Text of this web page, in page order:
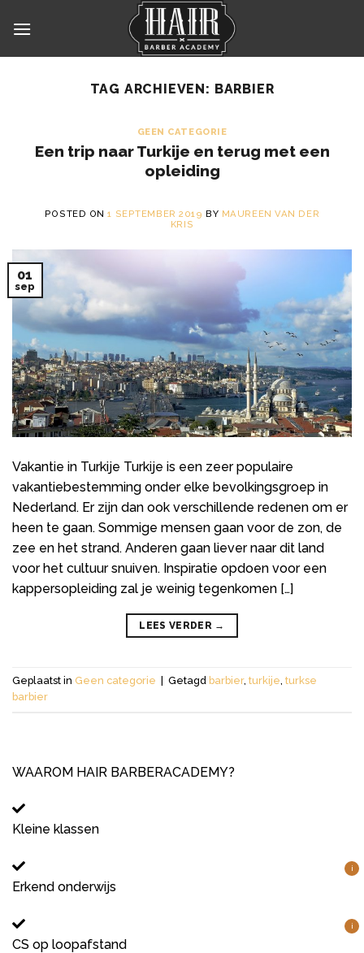
TAG ARCHIEVEN: BARBIER
GEEN CATEGORIE
Een trip naar Turkije en terug met een
opleiding
POSTED ON1 SEPTEMBER 2019 BY MAUREEN VAN DER
KRIS
01
sep
Vakantie in Turkije Turkije is een zeer populaire
vakantiebestemming onder elke bevolkingsgroep in
Nederland. Er zijn dan ook verschillende redenen om er
heen te gaan. Sommige mensen gaan voor de zon, de
zee en het strand. Anderen gaan liever naar dit land
voor het cultuur snuiven. Inspiratie opdoen voor een
kappersopleiding zal je weinig tegenkomen […]
LEES VERDER →
Geplaatst in Geen categorie Getagd barbier, turkije turkse
barbier
WAAROM HAIR BARBERACADEMY?
Kleine klassen
i
Erkend onderwijs
i
CS op loopafstand